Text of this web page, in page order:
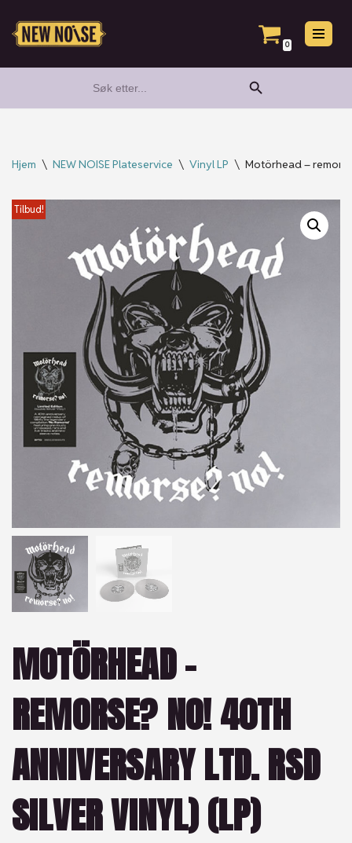
Hopp
0
for:
Search Button
Hjem \ NEW NOISE Plateservice \ Vinyl LP \ Motörhead –
Tilbud!
MOTÖRHEAD –
REMORSE? NO! 40TH
ANNIVERSARY LTD. RSD
SILVER VINYL) (LP)